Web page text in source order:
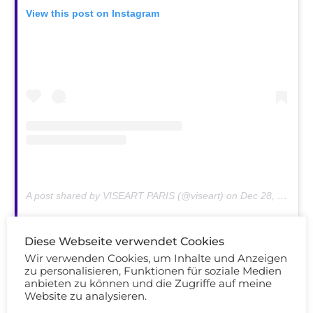
View this post on Instagram
A post shared by VISEART PARIS (@viseart) on Dec 28, 2018 at 7:20pm PST
SUGARPILL Neue Liquid Lipstick Nuancen
Diese Webseite verwendet Cookies
Wir verwenden Cookies, um Inhalte und Anzeigen
zu personalisieren, Funktionen für soziale Medien
anbieten zu können und die Zugriffe auf meine
Website zu analysieren.